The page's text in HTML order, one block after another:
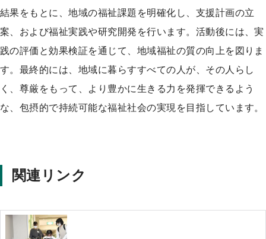
結果をもとに、地域の福祉課題を明確化し、支援計画の立
案、および福祉実践や研究開発を行います。活動後には、実
践の評価と効果検証を通じて、地域福祉の質の向上を図りま
す。最終的には、地域に暮らすすべての人が、その人らし
く、尊厳をもって、より豊かに生きる力を発揮できるよう
な、包摂的で持続可能な福祉社会の実現を目指しています。
関連リンク